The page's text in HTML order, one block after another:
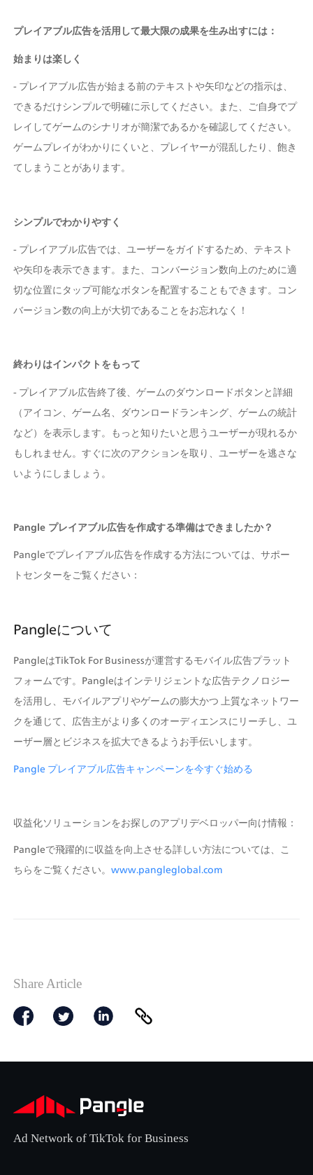
プレイアブル広告を活用して最大限の成果を生み出すには：
始まりは楽しく
- プレイアブル広告が始まる前のテキストや矢印などの指示は、
できるだけシンプルで明確に示してください。また、ご自身でプ
レイしてゲームのシナリオが簡潔であるかを確認してください。
ゲームプレイがわかりにくいと、プレイヤーが混乱したり、飽き
てしまうことがあります。
シンプルでわかりやすく
- プレイアブル広告では、ユーザーをガイドするため、テキスト
や矢印を表示できます。また、コンバージョン数向上のために適
切な位置にタップ可能なボタンを配置することもできます。コン
バージョン数の向上が大切であることをお忘れなく！
終わりはインパクトをもって
- プレイアブル広告終了後、ゲームのダウンロードボタンと詳細
（アイコン、ゲーム名、ダウンロードランキング、ゲームの統計
など）を表示します。もっと知りたいと思うユーザーが現れるか
もしれません。すぐに次のアクションを取り、ユーザーを逃さな
いようにしましょう。
Pangle プレイアブル広告を作成する準備はできましたか？
Pangleでプレイアブル広告を作成する方法については、サポー
トセンターをご覧ください：
Pangleについて
PangleはTikTok For Businessが運営するモバイル広告プラット
フォームです。Pangleはインテリジェントな広告テクノロジー
を活用し、モバイルアプリやゲームの膨大かつ 上質なネットワー
クを通じて、広告主がより多くのオーディエンスにリーチし、ユ
ーザー層とビジネスを拡大できるようお手伝いします。
Pangle プレイアブル広告キャンペーンを今すぐ始める
収益化ソリューションをお探しのアプリデベロッパー向け情報：
Pangleで飛躍的に収益を向上させる詳しい方法については、こ
ちらをご覧ください。www.pangleglobal.com
Share Article
Ad Network of TikTok for Business